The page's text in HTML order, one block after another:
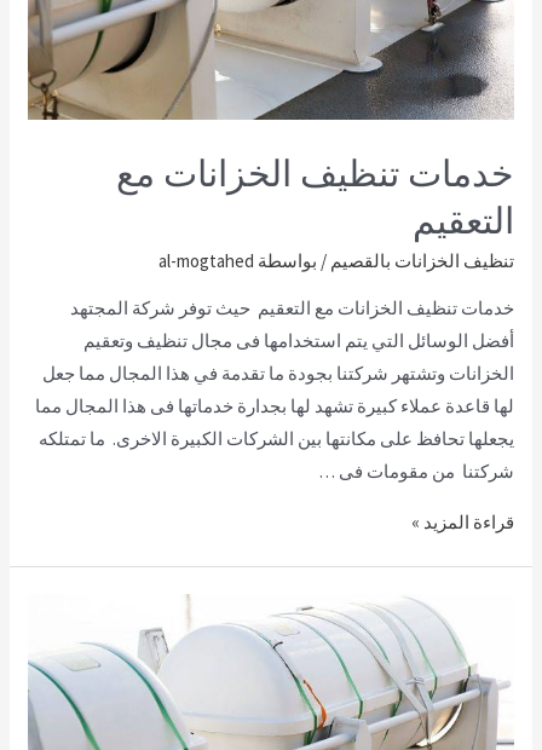
خدمات تنظيف الخزانات مع
التعقيم
تنظيف الخزانات بالقصيم / بواسطة al-mogtahed
خدمات تنظيف الخزانات مع التعقيم حيث توفر شركة المجتهد
أفضل الوسائل التي يتم استخدامها فى مجال تنظيف وتعقيم
الخزانات وتشتهر شركتنا بجودة ما تقدمة في هذا المجال مما جعل
لها قاعدة عملاء كبيرة تشهد لها بجدارة خدماتها فى هذا المجال مما
يجعلها تحافظ على مكانتها بين الشركات الكبيرة الاخرى. ما تمتلكه
شركتنا من مقومات فى …
قراءة المزيد »